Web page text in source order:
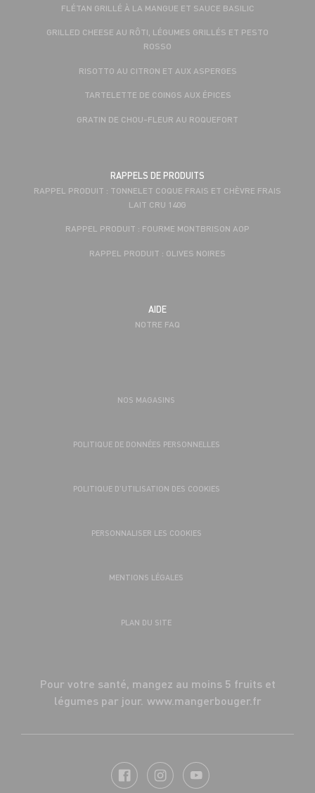
FLÉTAN GRILLÉ À LA MANGUE ET SAUCE BASILIC
GRILLED CHEESE AU RÔTI, LÉGUMES GRILLÉS ET PESTO
ROSSO
RISOTTO AU CITRON ET AUX ASPERGES
TARTELETTE DE COINGS AUX ÉPICES
GRATIN DE CHOU-FLEUR AU ROQUEFORT
RAPPELS DE PRODUITS
RAPPEL PRODUIT : TONNELET COQUE FRAIS ET CHÈVRE FRAIS
LAIT CRU 140G
RAPPEL PRODUIT : FOURME MONTBRISON AOP
RAPPEL PRODUIT : OLIVES NOIRES
AIDE
NOTRE FAQ
NOS MAGASINS
POLITIQUE DE DONNÉES PERSONNELLES
POLITIQUE D’UTILISATION DES COOKIES
PERSONNALISER LES COOKIES
MENTIONS LÉGALES
PLAN DU SITE
Pour votre santé, mangez au moins 5 fruits et
légumes par jour. www.mangerbouger.fr